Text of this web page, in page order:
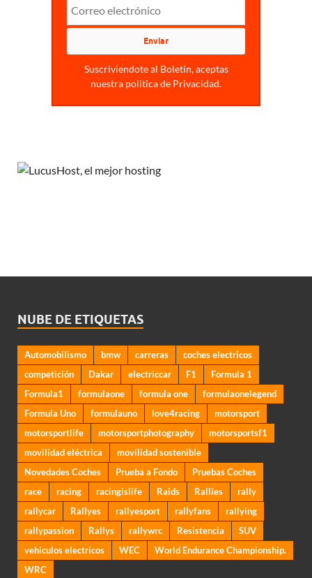
Suscriviendote al Boletin, aceptas
nuestra politica de Privacidad.
NUBE DE ETIQUETAS
Automobilismo bmw carreras
coches electricos
competición
Dakar electriccar F1
Formula 1
Formula1
formulaone formula one
formulaonelegend
Formula Uno
formulauno love4racing
motorsport
motorsportlife
motorsportphotography
motorsportsf1
movilidad eléctrica
movilidad sostenible
Novedades Coches
Prueba a Fondo
Pruebas Coches
race
racing racingislife Raids Rallies
rally
rallycar
Rallyes rallyesport rallyfans
rallying
rallypassion
Rallys rallywrc Resistencia
SUV
vehiculos electricos
WEC
World Endurance Championship.
WRC